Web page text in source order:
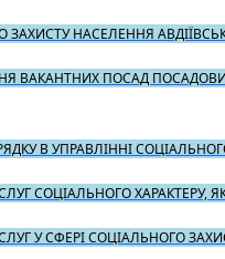
НАСЕЛЕННЯ
ПОСАД
В УПРАВЛІННІ
СОЦІАЛЬНОГО
У СФЕРІ СОЦІАЛЬНОГО